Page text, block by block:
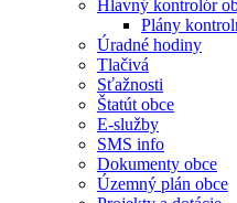
Hlavný kontrolór
Plány
Úradné hodiny
Tlačivá
Sťažnosti
Štatút obce
E-služby
SMS info
Dokumenty obce
Územný plán obce